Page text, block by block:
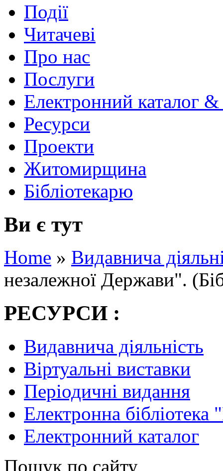
Події
Читачеві
Про нас
Послуги
Електронний каталог
Ресурси
Проекти
Житомирщина
Бібліотекарю
Ви є тут
Home » Видавнича
незалежної Держави".
РЕСУРСИ :
Видавнича діяльність
Віртуальні виставки
Періодичні видання
Електронна
Електронний каталог
Пошук по сайту